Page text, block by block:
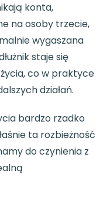
konta,
na osoby trzecie,
wygaszana
staje się
co w praktyce
działań.
bardzo rzadko
ta rozbieżność
do czynienia z